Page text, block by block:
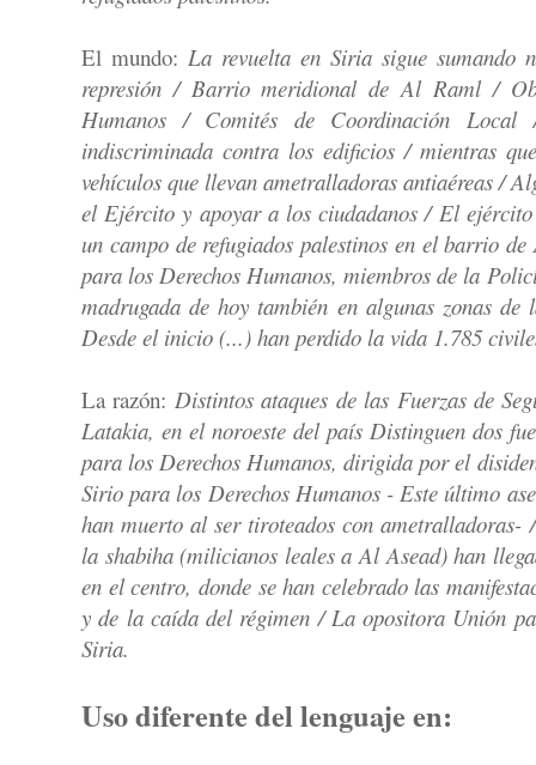
El mundo: La revuelta en Siria sigue sumando
represión / Barrio meridional de Al Raml /
Humanos / Comités de Coordinación Local
indiscriminada contra los edificios / mientras
vehículos que llevan ametralladoras antiaéreas /
el Ejército y apoyar a los ciudadanos / El
un campo de refugiados palestinos en el barrio
para los Derechos Humanos, miembros de la
madrugada de hoy también en algunas zonas
Desde el inicio (...) han perdido la vida 1.785
La razón: Distintos ataques de las Fuerzas de
Latakia, en el noroeste del país Distinguen dos
para los Derechos Humanos, dirigida por el
Sirio para los Derechos Humanos - Este último
han muerto al ser tiroteados con ametralladoras-
la shabiha (milicianos leales a Al Asead) han
en el centro, donde se han celebrado las
y de la caída del régimen / La opositora Unión
Siria.
Uso diferente del lenguaje en: